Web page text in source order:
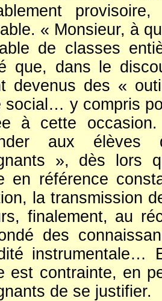
« Monsieur, à
de classes
que, dans le
devenus des «
social… y compris
à cette
aux élèves
», dès lors
en référence
la transmission
finalement, au
des
instrumentale…
est contrainte, en
de se justifier.